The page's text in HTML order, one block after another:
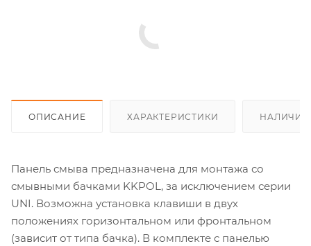
ОПИСАНИЕ ХАРАКТЕРИСТИКИ НАЛИЧИЕ
Панель смыва предназначена для монтажа со
смывными бачками KKPOL, за исключением серии
UNI. Возможна установка клавиши в двух
положениях горизонтальном или фронтальном
(зависит от типа бачка). В комплекте с панелью